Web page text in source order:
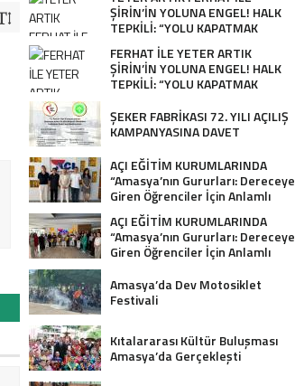
ŞİRİN’İN YOLUNA ENGEL! HALK
TEPKİLİ: “YOLU KAPATMAK
ÇÖZÜM DEĞİL, GÖREVİNİ YAP!”
FERHAT İLE YETER ARTIK
ŞİRİN’İN YOLUNA ENGEL! HALK
TEPKİLİ: “YOLU KAPATMAK
ŞEKER FABRİKASI 72. YILI AÇILIŞ
KAMPANYASINA DAVET
AÇI EĞİTİM KURUMLARINDA
“Amasya’nın Gururları: Dereceye
Giren Öğrenciler İçin Anlamlı
Tören”
AÇI EĞİTİM KURUMLARINDA
“Amasya’nın Gururları: Dereceye
Giren Öğrenciler İçin Anlamlı
Amasya’da Dev Motosiklet
Festivali
Kıtalararası Kültür Buluşması
Amasya’da Gerçekleşti